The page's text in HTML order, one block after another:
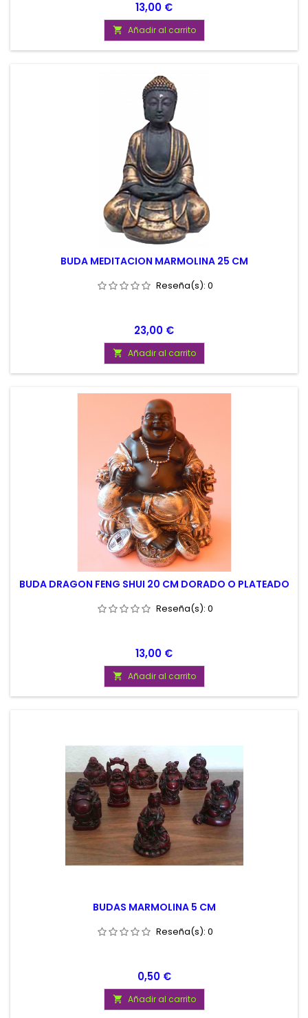
Precio
13,00 €
 Añadir al carrito
BUDA MEDITACION MARMOLINA 25 CM
Reseña(s): 0
Precio
23,00 €
 Añadir al carrito
BUDA DRAGON FENG SHUI 20 CM DORADO O PLATEADO
Reseña(s): 0
Precio
13,00 €
 Añadir al carrito
BUDAS MARMOLINA 5 CM
Reseña(s): 0
Precio
0,50 €
 Añadir al carrito